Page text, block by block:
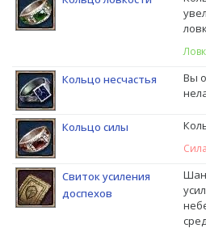
Кольцо несчастья
Вы
Кольцо силы
Свиток усиления
доспехов